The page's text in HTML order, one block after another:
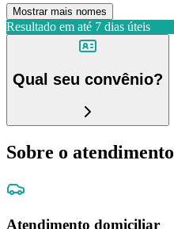
Mostrar mais nomes
Resultado em até 7 dias úteis
Qual seu convênio?
Sobre o atendimento
Atendimento domiciliar